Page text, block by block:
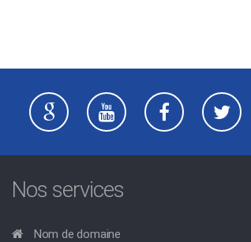
Nos services
Nom de domaine